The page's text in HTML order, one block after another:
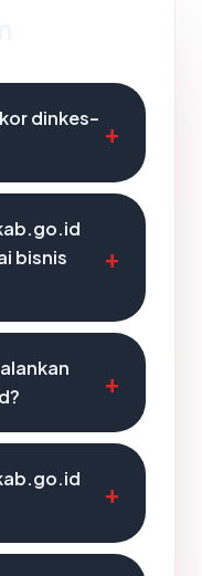
dinkes-
bisnis